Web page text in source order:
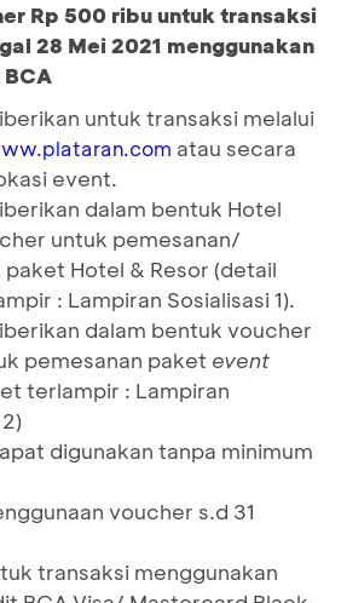
Rp 500 ribu untuk transaksi
28 Mei 2021 menggunakan
untuk transaksi melalui
atau secara
event.
dalam bentuk Hotel
untuk pemesanan/
Hotel & Resor (detail
: Lampiran Sosialisasi 1).
dalam bentuk voucher
pemesanan paket event
terlampir : Lampiran
digunakan tanpa minimum
voucher s.d 31
transaksi menggunakan